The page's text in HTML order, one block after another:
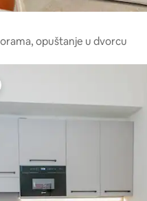
opuštanje u dvorcu